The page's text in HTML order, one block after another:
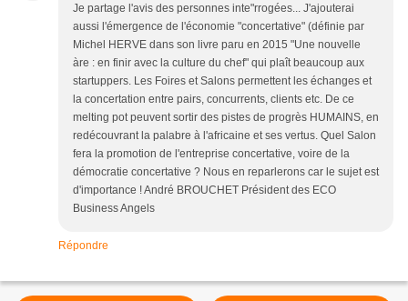
Je partage l'avis des personnes inte"rrogées... J'ajouterai
aussi l'émergence de l'économie "concertative" (définie par
Michel HERVE dans son livre paru en 2015 "Une nouvelle
àre : en finir avec la culture du chef" qui plaît beaucoup aux
startuppers. Les Foires et Salons permettent les échanges et
la concertation entre pairs, concurrents, clients etc. De ce
melting pot peuvent sortir des pistes de progrès HUMAINS, en
redécouvrant la palabre à l'africaine et ses vertus. Quel Salon
fera la promotion de l'entreprise concertative, voire de la
démocratie concertative ? Nous en reparlerons car le sujet est
d'importance ! André BROUCHET Président des ECO
Business Angels
Répondre